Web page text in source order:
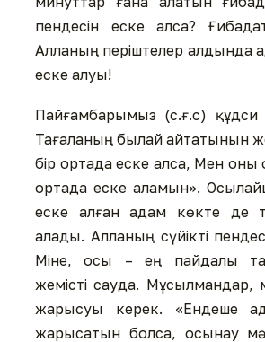
пендесін еске алса?
Алланың періштелер алдында
еске алуы!
Пайғамбарымыз (с.ғ.с) құдси
Тағаланың былай айтатынын
бір ортада еске алса, Мен
ортада еске аламын».
еске алған адам көкте де
алады. Алланың сүйікті
Міне, осы – ең пайдалы
жемісті сауда. Мұсылмандар,
жарысуы керек. «Ендеше
жарысатын болса, осынау